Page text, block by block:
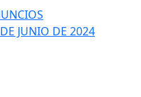
JUNIO DE 2024